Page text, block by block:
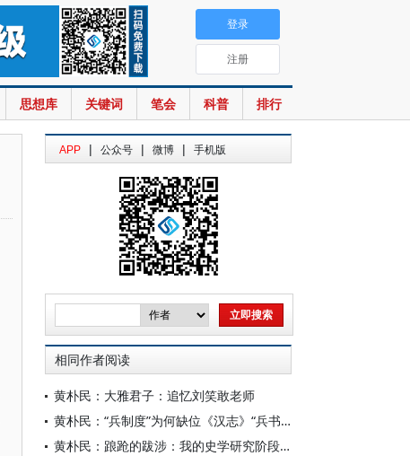
思想库 关键词 笔会 科普 排行
登录
注册
APP | 公众号 | 微博 | 手机版
相同作者阅读
黄朴民：大雅君子：追忆刘笑敢老师
黄朴民：“兵制度”为何缺位《汉志》“兵书略”
黄朴民：踉跄的跋涉：我的史学研究阶段性回顾